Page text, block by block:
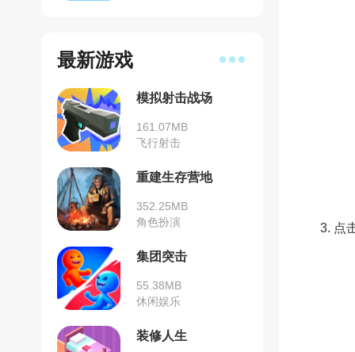
最新游戏
模拟射击战场
161.07MB
飞行射击
重建生存营地
352.25MB
角色扮演
集团突击
55.38MB
休闲娱乐
装修人生
3. 点